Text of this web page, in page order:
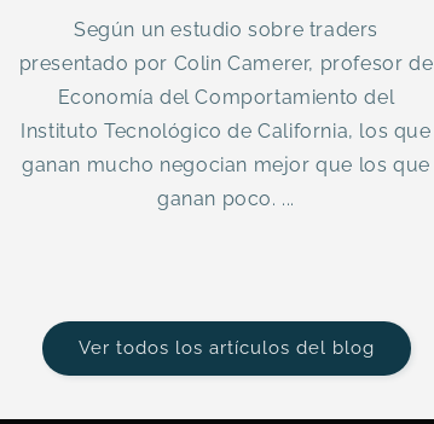
Según un estudio sobre traders
presentado por Colin Camerer, profesor de
Economía del Comportamiento del
Instituto Tecnológico de California, los que
ganan mucho negocian mejor que los que
ganan poco. ...
Ver todos los artículos del blog